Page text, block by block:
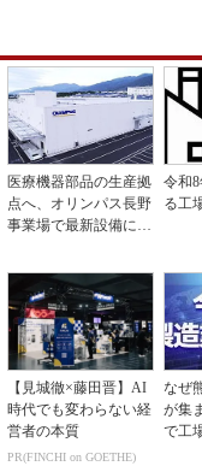
医療機器部品の生産拠
点へ、オリンパス長野
事業場で最新設備に機
令和
る工
【見城徹×藤田晋】AI
時代でも変わらない経
営者の本質
PR(FINCHI on GOETHE)
なぜ
が集
で工